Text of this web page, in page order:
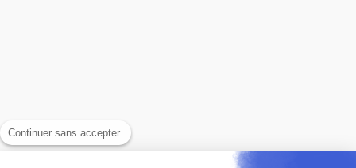
Continuer sans accepter